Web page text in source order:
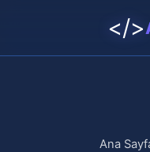
</>
Ana